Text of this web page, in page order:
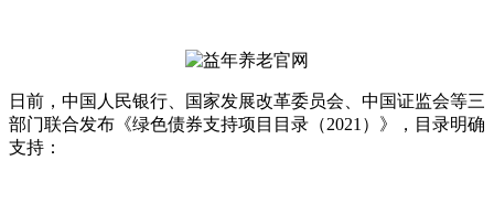
日前，中国人民银行、国家发展改革委员会、中国证监会等三
部门联合发布《绿色债券支持项目目录（2021）》，目录明确
支持：